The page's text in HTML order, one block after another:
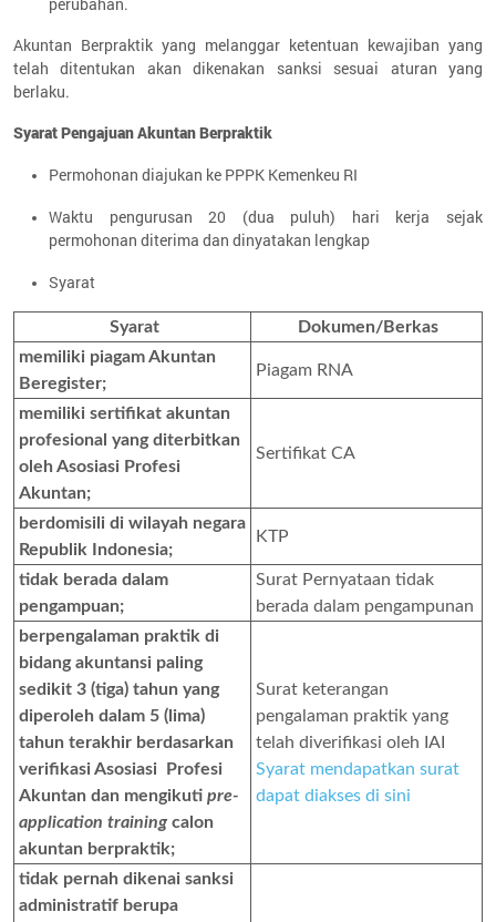
Akuntan Berpraktik yang melanggar ketentuan kewajiban yang
telah ditentukan akan dikenakan sanksi sesuai aturan yang
berlaku.
Syarat Pengajuan Akuntan Berpraktik
Permohonan diajukan ke PPPK Kemenkeu RI
Waktu pengurusan 20 (dua puluh) hari kerja sejak
permohonan diterima dan dinyatakan lengkap
Syarat
Syarat
Dokumen/Berkas
memiliki piagam Akuntan
Beregister;
Piagam RNA
memiliki sertifikat akuntan
profesional yang diterbitkan
oleh Asosiasi Profesi
Akuntan;
Sertifikat CA
berdomisili di wilayah negara
Republik Indonesia;
KTP
tidak berada dalam
pengampuan;
Surat Pernyataan tidak
berada dalam pengampunan
berpengalaman praktik di
bidang akuntansi paling
sedikit 3 (tiga) tahun yang
diperoleh dalam 5 (lima)
tahun terakhir berdasarkan
verifikasi Asosiasi Profesi
Akuntan dan mengikuti pre-
application training calon
akuntan berpraktik;
Surat keterangan
pengalaman praktik yang
telah diverifikasi oleh IAI
Syarat mendapatkan surat
dapat diakses di sini
tidak pernah dikenai sanksi
administratif berupa